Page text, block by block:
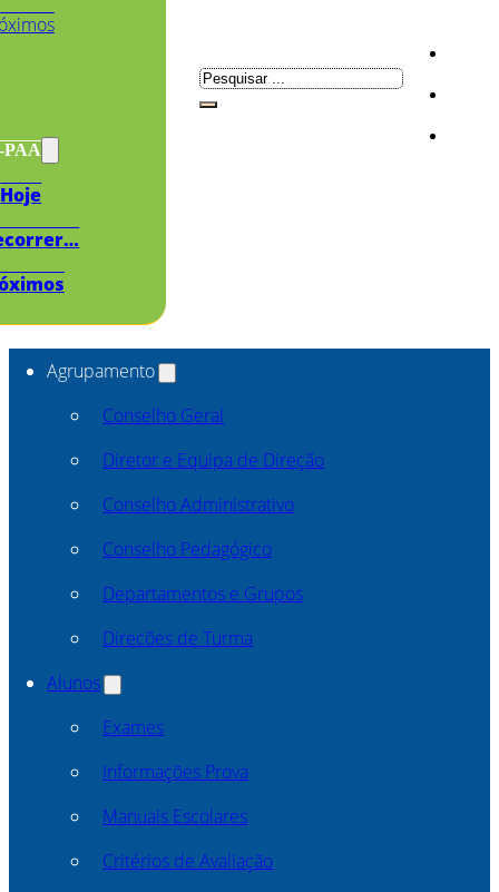
PAA
Hoje
Pesquisar
Agrupamento
Conselho Geral
Diretor e Equipa de Direção
Conselho Administrativo
Conselho Pedagógico
Departamentos e Grupos
Direcões de Turma
Alunos
Exames
Informações Prova
Manuais Escolares
Critérios de Avaliação